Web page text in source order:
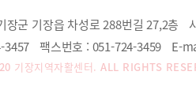
장군 기장읍 차성로 288번길 27,2층
3457 팩스번호 : 051-724-3459 E-
기장지역자활센터. ALL RIGHTS